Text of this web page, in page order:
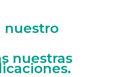
nuestro
nuestras